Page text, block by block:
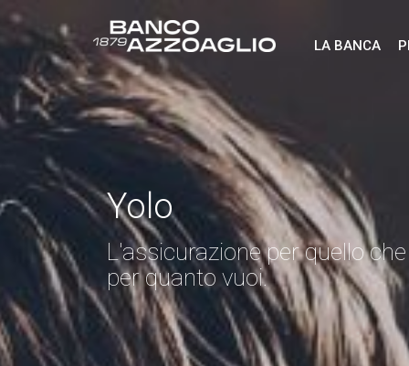
LA BANCA
Yolo
L'assicurazione per quello
per quanto vuoi.